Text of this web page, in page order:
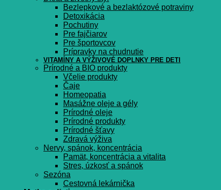
Bezlepkové a bezlaktózové potraviny
Detoxikácia
Pochutiny
Pre fajčiarov
Pre športovcov
Prípravky na chudnutie
VITAMÍNY A VÝŽIVOVÉ DOPLNKY PRE DETI
Prírodné a BIO produkty
Včelie produkty
Čaje
Homeopatia
Masážne oleje a gély
Prírodné oleje
Prírodné produkty
Prírodné šťavy
Zdravá výživa
Nervy, spánok, koncentrácia
Pamät, koncentrácia a vitalita
Stres, úzkosť a spánok
Sezóna
Cestovná lekárnička